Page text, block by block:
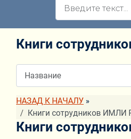
Книги
НАЗАД К НАЧАЛУ »
Книги сотрудников ИМЛИ
Книги